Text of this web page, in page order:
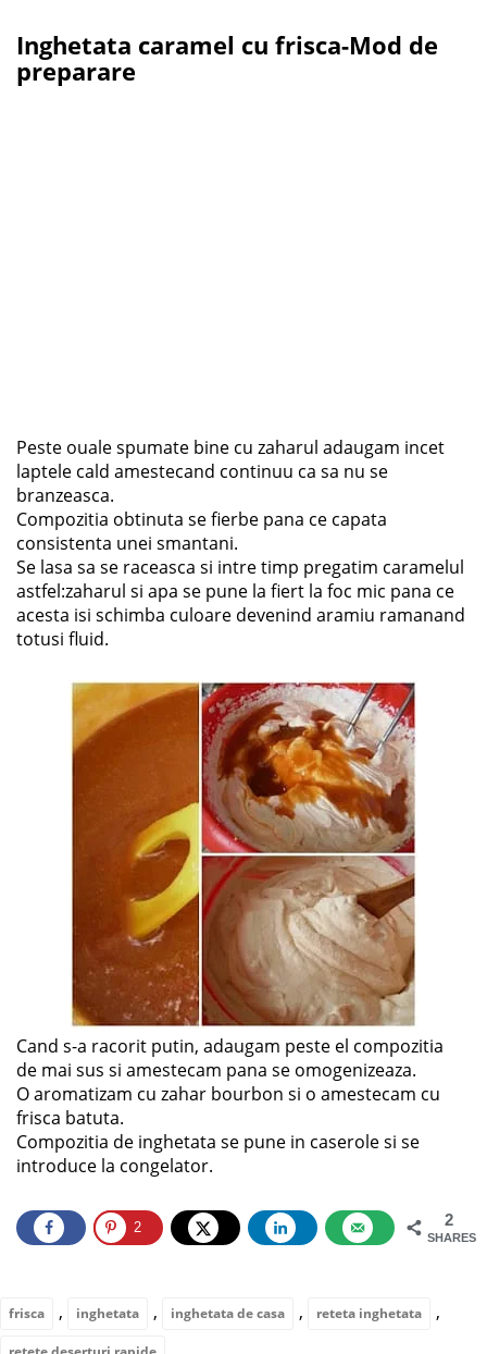
Inghetata caramel cu frisca-Mod de
preparare
Peste ouale spumate bine cu zaharul adaugam incet
laptele cald amestecand continuu ca sa nu se
branzeasca.
Compozitia obtinuta se fierbe pana ce capata
consistenta unei smantani.
Se lasa sa se raceasca si intre timp pregatim caramelul
astfel:zaharul si apa se pune la fiert la foc mic pana ce
acesta isi schimba culoare devenind aramiu ramanand
totusi fluid.
Cand s-a racorit putin, adaugam peste el compozitia
de mai sus si amestecam pana se omogenizeaza.
O aromatizam cu zahar bourbon si o amestecam cu
frisca batuta.
Compozitia de inghetata se pune in caserole si se
introduce la congelator.
2
SHARES
2
frisca , inghetata , inghetata de casa , reteta inghetata ,